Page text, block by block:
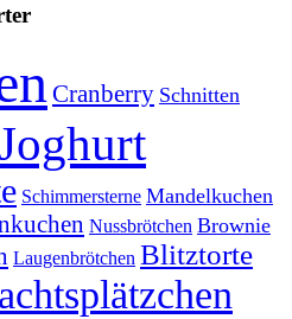
Cranberry Schnitten
Schimmersterne Mandelkuchen
Nussbrötchen Brownie
Laugenbrötchen Blitztorte